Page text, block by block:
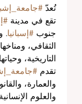
تُعدّ
تقع في مدينة
جنوب #إسبانيا
الثقافي،
التاريخية،
تقدم
والعمارة،
والعلوم